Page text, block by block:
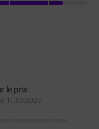
le prix
11.03.2025